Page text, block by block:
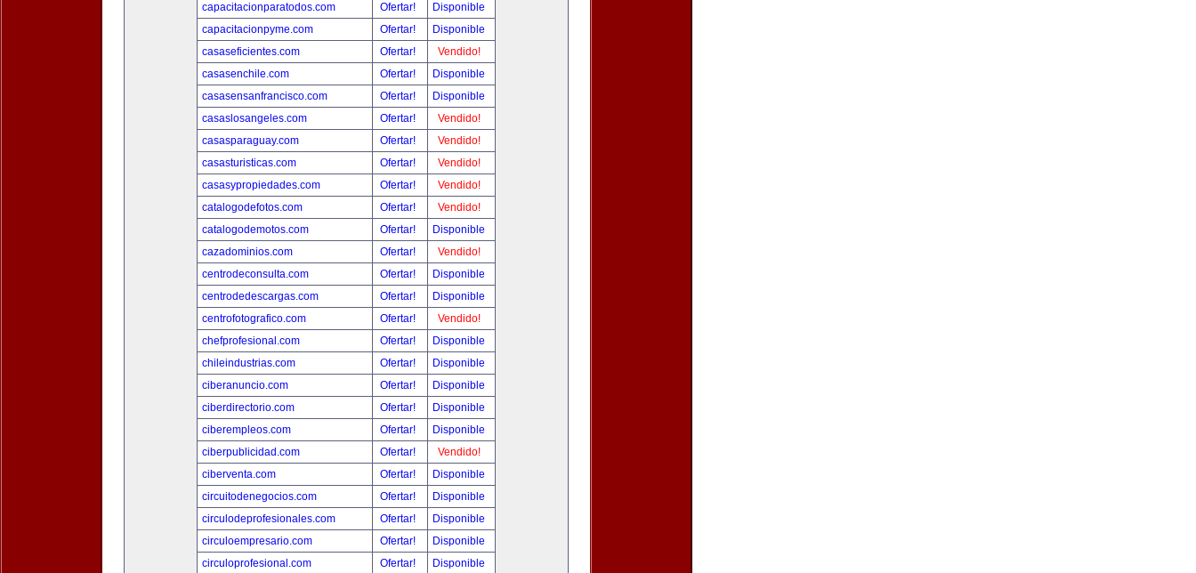
capacitacionparatodos.com
Ofertar!
Disponible
capacitacionpyme.com
Ofertar!
Disponible
casaseficientes.com
Ofertar!
Vendido!
casasenchile.com
Ofertar!
Disponible
casasensanfrancisco.com
Ofertar!
Disponible
casaslosangeles.com
Ofertar!
Vendido!
casasparaguay.com
Ofertar!
Vendido!
casasturisticas.com
Ofertar!
Vendido!
casasypropiedades.com
Ofertar!
Vendido!
catalogodefotos.com
Ofertar!
Vendido!
catalogodemotos.com
Ofertar!
Disponible
cazadominios.com
Ofertar!
Vendido!
centrodeconsulta.com
Ofertar!
Disponible
centrodedescargas.com
Ofertar!
Disponible
centrofotografico.com
Ofertar!
Vendido!
chefprofesional.com
Ofertar!
Disponible
chileindustrias.com
Ofertar!
Disponible
ciberanuncio.com
Ofertar!
Disponible
ciberdirectorio.com
Ofertar!
Disponible
ciberempleos.com
Ofertar!
Disponible
ciberpublicidad.com
Ofertar!
Vendido!
ciberventa.com
Ofertar!
Disponible
circuitodenegocios.com
Ofertar!
Disponible
circulodeprofesionales.com
Ofertar!
Disponible
circuloempresario.com
Ofertar!
Disponible
circuloprofesional.com
Ofertar! Disponible